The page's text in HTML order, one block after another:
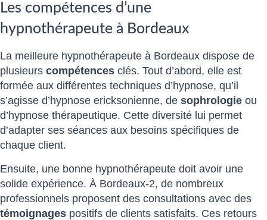
Les compétences d’une
hypnothérapeute à Bordeaux
La meilleure hypnothérapeute à Bordeaux dispose de
plusieurs compétences clés. Tout d’abord, elle est
formée aux différentes techniques d’hypnose, qu’il
s’agisse d’hypnose ericksonienne, de sophrologie ou
d’hypnose thérapeutique. Cette diversité lui permet
d’adapter ses séances aux besoins spécifiques de
chaque client.
Ensuite, une bonne hypnothérapeute doit avoir une
solide expérience. À Bordeaux-2, de nombreux
professionnels proposent des consultations avec des
témoignages positifs de clients satisfaits. Ces retours